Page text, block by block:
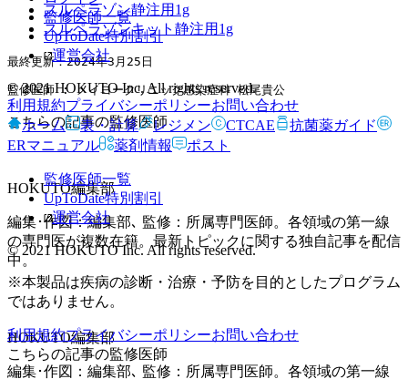
監修医師一覧
UpToDate特別割引
運営会社
© 2021 HOKUTO Inc. All rights reserved.
利用規約プライバシーポリシーお問い合わせ
ホーム
表・計算 レジメン CTCAE
抗菌薬ガイド
ERマニュアル
薬剤情報 ポスト
監修医師一覧
UpToDate特別割引
運営会社
© 2021 HOKUTO Inc. All rights reserved.
※本製品は疾病の診断・治療・予防を目的としたプログラム
ではありません。
利用規約プライバシーポリシーお問い合わせ
こちらの記事の監修医師
スルペラゾン静注用1g
スルペラゾンキット静注用1g
最終更新：2024年3月25日
監修医師 : メイヨークリニック感染症科 松尾貴公
こちらの記事の監修医師
HOKUTO編集部
編集･作図：編集部､ 監修：所属専門医師。各領域の第一線
の専門医が複数在籍。最新トピックに関する独自記事を配信
中。
HOKUTO編集部
編集･作図：編集部､ 監修：所属専門医師。各領域の第一線